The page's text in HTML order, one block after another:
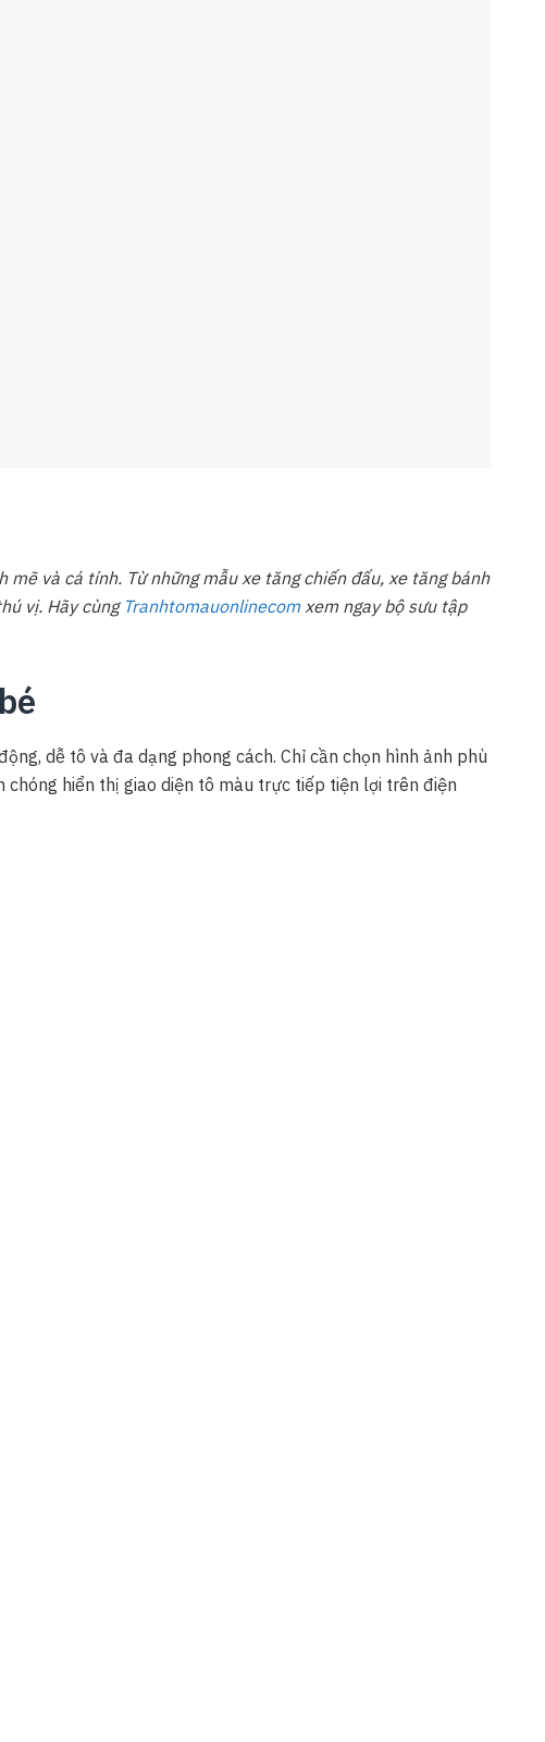
và cá tính. Từ những mẫu xe tăng chiến đấu, xe tăng bánh
vị. Hãy cùng Tranhtomauonlinecomxem ngay bộ sưu tập
dễ tô và đa dạng phong cách. Chỉ cần chọn hình ảnh phù
chóng hiển thị giao diện tô màu trực tiếp tiện lợi trên điện